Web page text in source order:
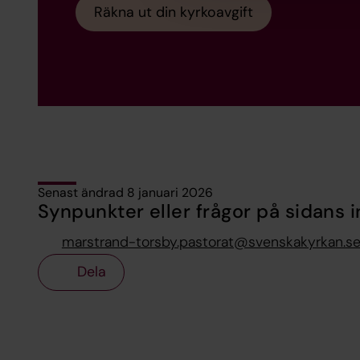
Räkna ut din kyrkoavgift
Senast ändrad 8 januari 2026
Synpunkter eller frågor på sidans
marstrand-torsby.pastorat@svenskakyrkan.se
Dela